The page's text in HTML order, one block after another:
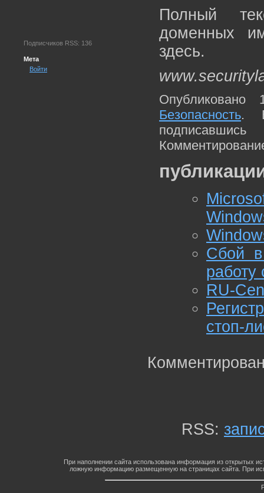
Подписчиков RSS: 136
Мета
Войти
Полный
доменных
здесь.
Безопасность.
Сбой в
работу
RU-
стоп-
RSS:
При наполнении сайта использована информация из открытых
ложную информацию размещенную на страницах сайта. При